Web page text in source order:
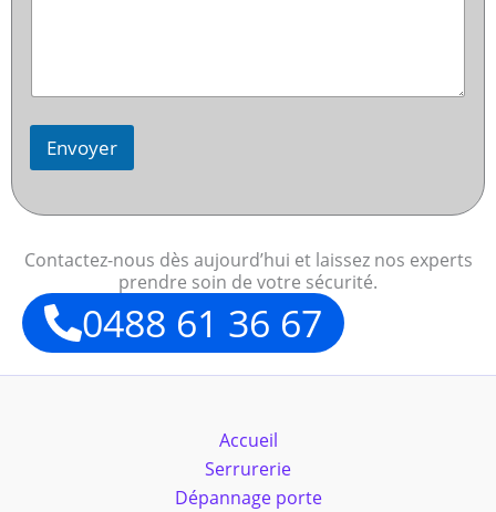
Envoyer
Contactez-nous dès aujourd’hui et laissez nos experts
prendre soin de votre sécurité.
0488 61 36 67
Accueil
Serrurerie
Dépannage porte